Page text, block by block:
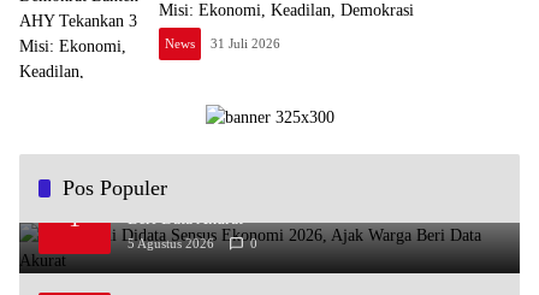
Misi: Ekonomi, Keadilan, Demokrasi
News 31 Juli 2026
Pos Populer
1
Andra Soni Didata Sensus Ekonomi 2026, Ajak Warga
5 Agustus 2026 0